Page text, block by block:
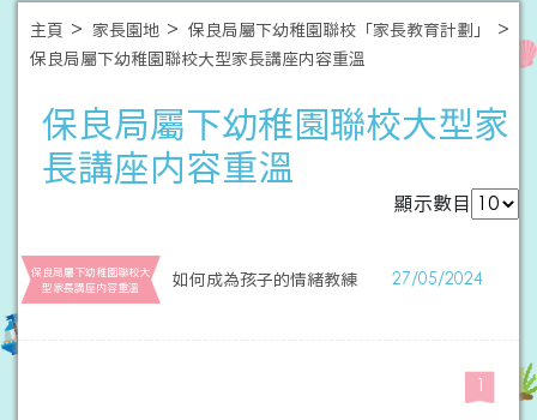
主頁 家長園地
保良局屬下幼稚園聯校「家長教育計劃」
保良局屬下幼稚園聯校大型家長講座内容重溫
保良局屬下幼稚園聯校大型家
長講座内容重溫
顯示數目
保良局屬下幼稚園聯校大
型家長講座内容重溫
如何成為孩子的情緒教練 27/05/2024
1